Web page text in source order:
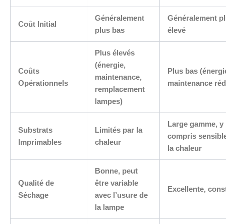
Coût Initial
Généralement
plus bas
Généralement
élevé
Coûts
Opérationnels
Plus élevés
(énergie,
maintenance,
remplacement
lampes)
Plus bas
maintenance
Substrats
Imprimables
Limités par la
chaleur
Large gamme, y
compris
la chaleur
Qualité de
Séchage
Bonne, peut
être variable
avec l’usure de
la lampe
Excellente,